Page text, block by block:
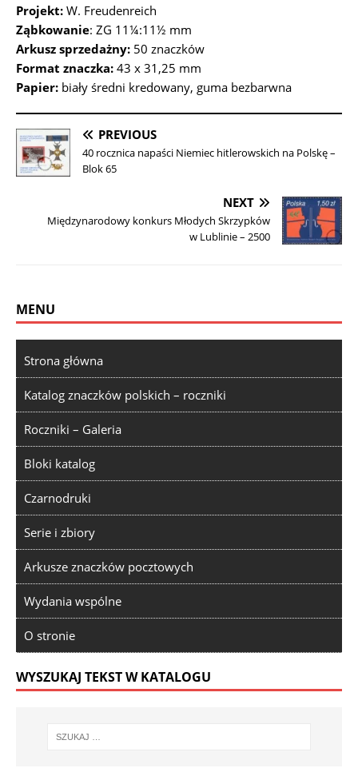
Projekt: W. Freudenreich
Ząbkowanie: ZG 11¼:11½ mm
Arkusz sprzedażny: 50 znaczków
Format znaczka: 43 x 31,25 mm
Papier: biały średni kredowany, guma bezbarwna
PREVIOUS
40 rocznica napaści Niemiec hitlerowskich na Polskę –
Blok 65
NEXT
Międzynarodowy konkurs Młodych Skrzypków
w Lublinie – 2500
MENU
Strona główna
Katalog znaczków polskich – roczniki
Roczniki – Galeria
Bloki katalog
Czarnodruki
Serie i zbiory
Arkusze znaczków pocztowych
Wydania wspólne
O stronie
WYSZUKAJ TEKST W KATALOGU